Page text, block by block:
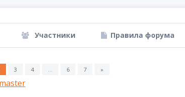
Участники Правила форума
3 4 … 6 7 »